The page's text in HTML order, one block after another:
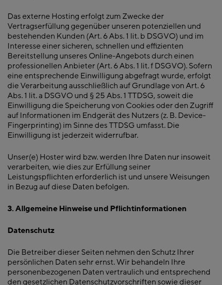
Das externe Hosting erfolgt zum Zwecke der
Vertragserfüllung gegenüber unseren potenziellen und
bestehenden Kunden (Art. 6 Abs. 1 lit. b DSGVO) und im
Interesse einer sicheren, schnellen und effizienten
Bereitstellung unseres Online-Angebots durch einen
professionellen Anbieter (Art. 6 Abs. 1 lit. f DSGVO). Sofern
eine entsprechende Einwilligung abgefragt wurde, erfolgt
die Verarbeitung ausschließlich auf Grundlage von Art. 6
Abs. 1 lit. a DSGVO und § 25 Abs. 1 TTDSG, soweit die
Einwilligung die Speicherung von Cookies oder den Zugriff
auf Informationen im Endgerät des Nutzers (z. B. Device-
Fingerprinting) im Sinne des TTDSG umfasst. Die
Einwilligung ist jederzeit widerrufbar.
Unser(e) Hoster wird bzw. werden Ihre Daten nur insoweit
verarbeiten, wie dies zur Erfüllung seiner
Leistungspflichten erforderlich ist und unsere Weisungen
in Bezug auf diese Daten befolgen.
3. Allgemeine Hinweise und Pflichtinformationen
Datenschutz
Die Betreiber dieser Seiten nehmen den Schutz Ihrer
persönlichen Daten sehr ernst. Wir behandeln Ihre
personenbezogenen Daten vertraulich und entsprechend
den gesetzlichen Datenschutzvorschriften sowie dieser